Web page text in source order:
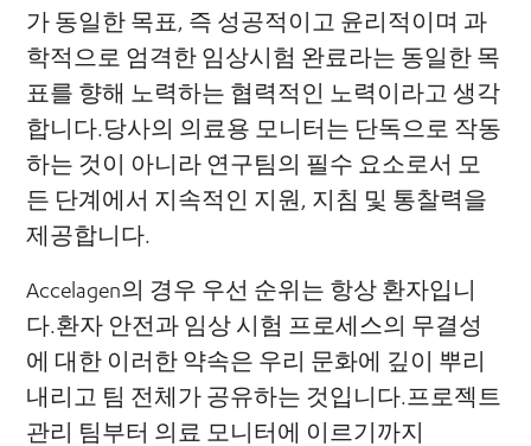
가 동일한 목표, 즉 성공적이고 윤리적이며 과
학적으로 엄격한 임상시험 완료라는 동일한 목
표를 향해 노력하는 협력적인 노력이라고 생각
합니다.당사의 의료용 모니터는 단독으로 작동
하는 것이 아니라 연구팀의 필수 요소로서 모
든 단계에서 지속적인 지원, 지침 및 통찰력을
제공합니다.
Accelagen의 경우 우선 순위는 항상 환자입니
다.환자 안전과 임상 시험 프로세스의 무결성
에 대한 이러한 약속은 우리 문화에 깊이 뿌리
내리고 팀 전체가 공유하는 것입니다.프로젝트
관리 팀부터 의료 모니터에 이르기까지